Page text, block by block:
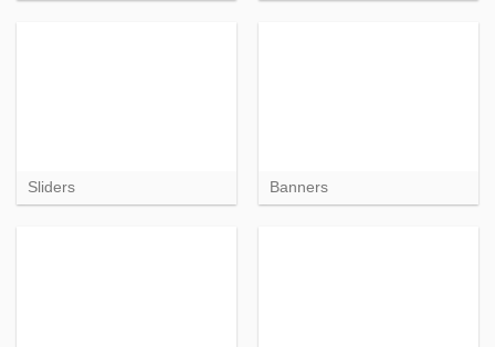
Sliders Banners